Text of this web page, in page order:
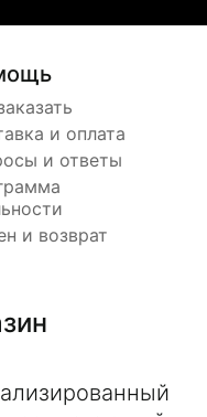
и оплата
и ответы
и возврат